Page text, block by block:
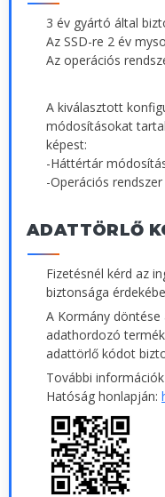
3 év gyártó által
Az SSD-re 2 év
Az operációs
A kiválasztott
módosításokat
képest:
-Háttértár
-Operációs
ADATTÖRLŐ
Fizetésnél kérd az
biztonsága
A Kormány
adathordozó
adattörlő kódot
További
Hatóság honlapján: